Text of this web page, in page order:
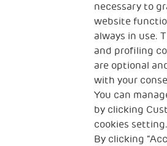
necessary to
website
always in use.
and profiling
are optional
with your
You can
by clicking
cookies setting.
By clicking